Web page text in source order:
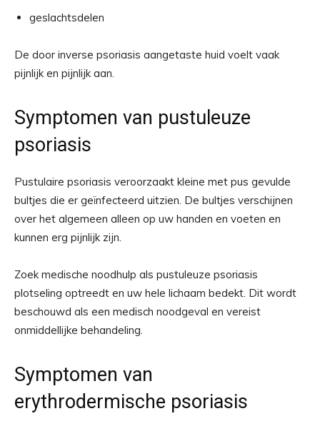
geslachtsdelen
De door inverse psoriasis aangetaste huid voelt vaak
pijnlijk en pijnlijk aan.
Symptomen van pustuleuze
psoriasis
Pustulaire psoriasis veroorzaakt kleine met pus gevulde
bultjes die er geïnfecteerd uitzien. De bultjes verschijnen
over het algemeen alleen op uw handen en voeten en
kunnen erg pijnlijk zijn.
Zoek medische noodhulp als pustuleuze psoriasis
plotseling optreedt en uw hele lichaam bedekt. Dit wordt
beschouwd als een medisch noodgeval en vereist
onmiddellijke behandeling.
Symptomen van
erythrodermische psoriasis